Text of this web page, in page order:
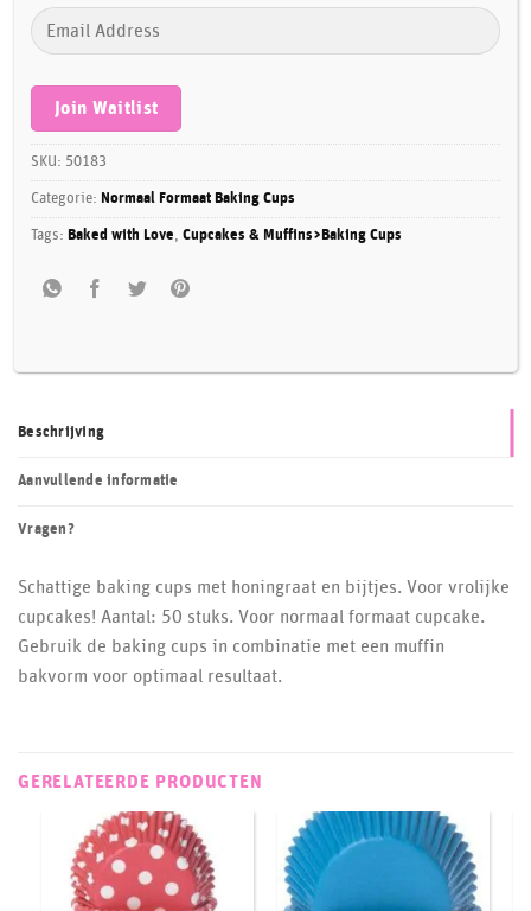
Enter
your
address
to
join
the
waitlist
for
product
Join Waitlist
SKU: 50183
Categorie: Normaal Formaat Baking Cups
Tags: Baked with Love,Cupcakes & Muffins>Baking Cups
Beschrijving
Aanvullende informatie
Vragen?
Schattige baking cups met honingraat en bijtjes. Voor vrolijke
cupcakes! Aantal: 50 stuks. Voor normaal formaat cupcake.
Gebruik de baking cups in combinatie met een muffin
bakvorm voor optimaal resultaat.
GERELATEERDE PRODUCTEN